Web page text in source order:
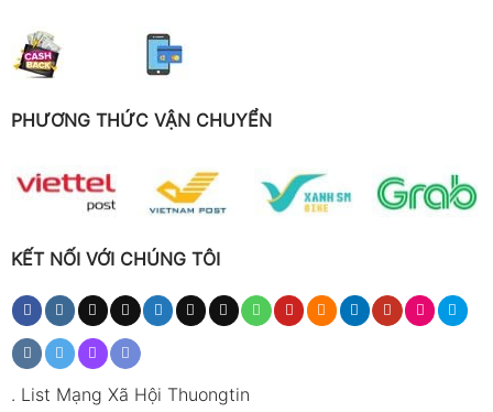
PHƯƠNG THỨC VẬN CHUYỂN
KẾT NỐI VỚI CHÚNG TÔI
. List Mạng Xã Hội Thuongtin